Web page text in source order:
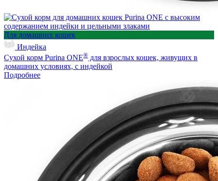
Для домашних кошек
Индейка
Сухой корм Purina ONE® для взрослых кошек, живущих в
домашних условиях, с индейкой
Подробнее